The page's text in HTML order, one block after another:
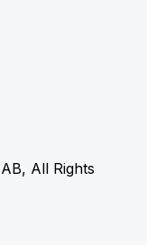
All Rights